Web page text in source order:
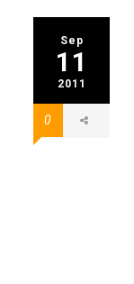
Sep
11
2011
0